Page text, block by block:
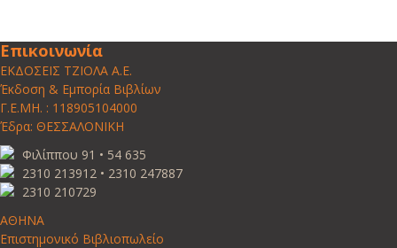
Επικοινωνία
ΕΚΔΟΣΕΙΣ ΤΖΙΟΛΑ Α.Ε.
Έκδοση & Εμπορία Βιβλίων
Γ.Ε.ΜΗ. : 118905104000
Έδρα: ΘΕΣΣΑΛΟΝΙΚΗ
Φιλίππου 91 • 54 635
2310 213912 • 2310 247887
2310 210729
ΑΘΗΝΑ
Επιστημονικό Βιβλιοπωλείο